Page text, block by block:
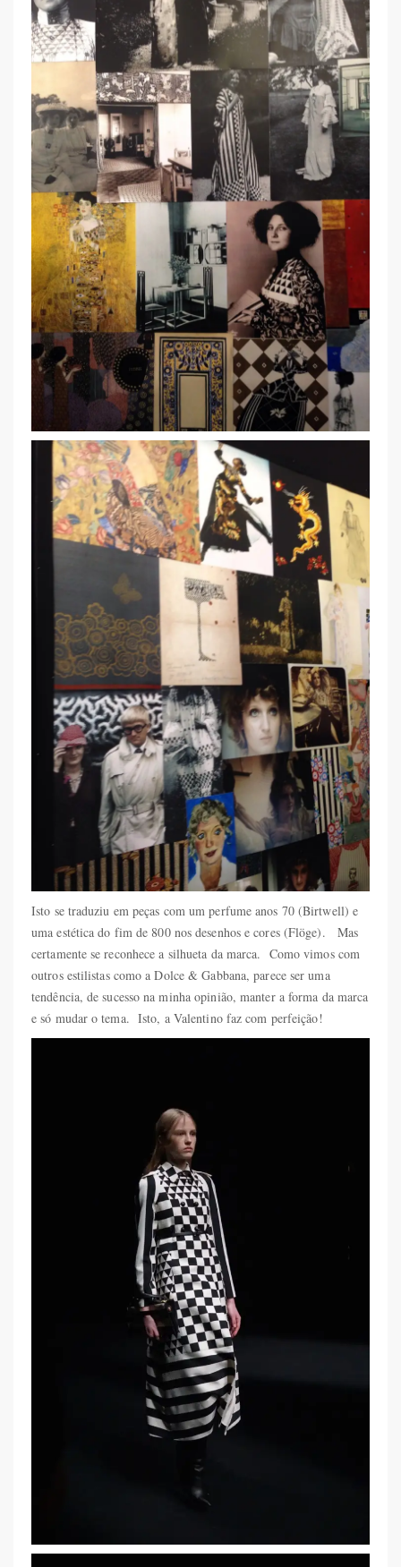
Isto se traduziu em peças com um perfume anos 70 (Birtwell) e
uma estética do fim de 800 nos desenhos e cores (Flöge). Mas
certamente se reconhece a silhueta da marca. Como vimos com
outros estilistas como a Dolce & Gabbana, parece ser uma
tendência, de sucesso na minha opinião, manter a forma da marca
e só mudar o tema. Isto, a Valentino faz com perfeição!